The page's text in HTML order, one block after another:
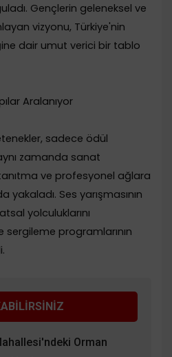
Gençlerin geleneksel ve
vizyonu, Türkiye'nin
dair umut verici bir tablo
Aralanıyor
sadece ödül
zamanda sanat
ve profesyonel ağlara
yakaladı. Ses yarışmasının
yolculuklarını
programlarının
Orman